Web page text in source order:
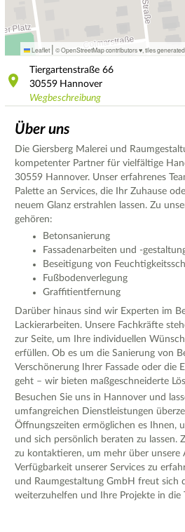
Leaflet | © OpenStreetMap contributors ♥, tiles
Tiergartenstraße 66
30559 Hannover
Wegbeschreibung
Über uns
Die Giersberg Malerei und
kompetenter Partner für vielfältige
30559 Hannover. Unser erfahrenes
Palette an Services, die Ihr Zuhause
neuem Glanz erstrahlen lassen. Zu
gehören:
Betonsanierung
Fassadenarbeiten und -
Beseitigung von
Fußbodenverlegung
Graffitientfernung
Darüber hinaus sind wir Experten im
Lackierarbeiten. Unsere Fachkräfte
zur Seite, um Ihre individuellen
erfüllen. Ob es um die Sanierung von
Verschönerung Ihrer Fassade oder die
geht – wir bieten maßgeschneiderte
Besuchen Sie uns in Hannover und
umfangreichen Dienstleistungen
Öffnungszeiten ermöglichen es Ihnen,
und sich persönlich beraten zu lassen.
zu kontaktieren, um mehr über unsere
Verfügbarkeit unserer Services zu
und Raumgestaltung GmbH freut sich
weiterzuhelfen und Ihre Projekte in die